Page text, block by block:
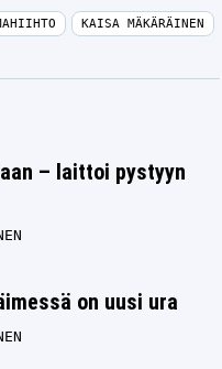
KAISA MÄKÄRÄINEN
– laittoi pystyyn
on uusi ura